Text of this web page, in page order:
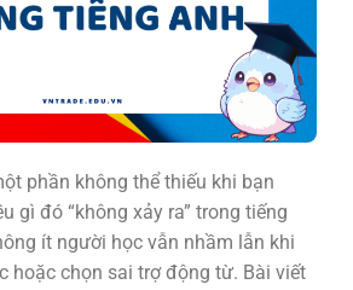
phần không thể thiếu khi bạn
gì đó “không xảy ra” trong tiếng
ít người học vẫn nhầm lẫn khi
hoặc chọn sai trợ động từ. Bài viết